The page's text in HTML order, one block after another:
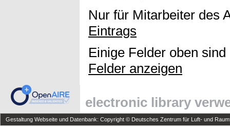
Nur für Mitarbeiter des
Eintrags
Einige Felder oben
Felder anzeigen
electronic library
Gestaltung Webseite und Datenbank: Copyright © Deutsches Zentrum für Luft- und